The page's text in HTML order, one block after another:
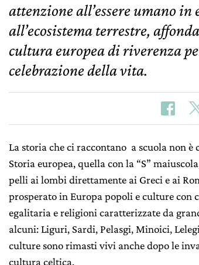
attenzione all’essere umano
all’ecosistema terrestre,
cultura europea di riverenza
celebrazione della vita.
La storia che ci raccontano a scuola non
Storia europea, quella con la “S”
pelli ai lombi direttamente ai Greci e ai
prosperato in Europa popoli e culture con
egalitaria e religioni caratterizzate da
alcuni: Liguri, Sardi, Pelasgi, Minoici,
culture sono rimasti vivi anche dopo le
cultura celtica.